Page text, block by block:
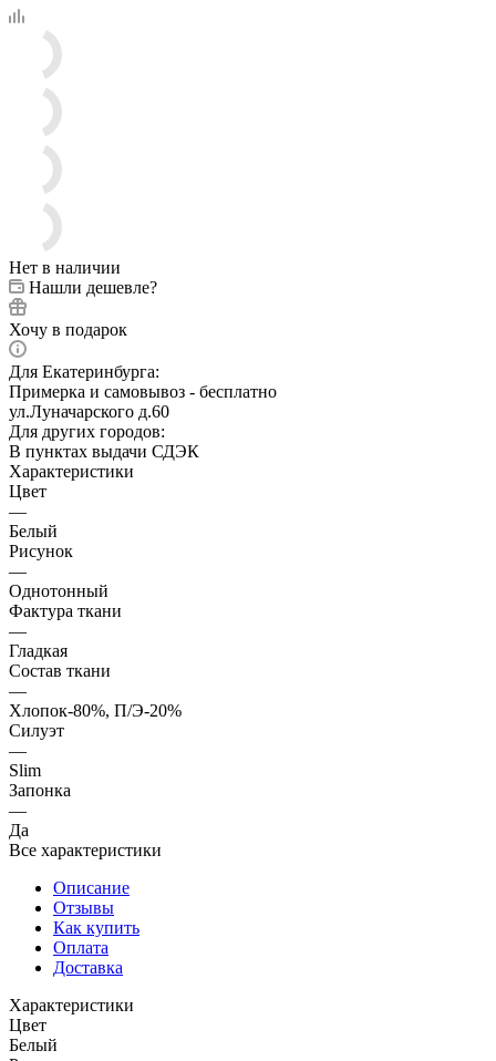
Нет в наличии
Нашли дешевле?
Хочу в подарок
Для Екатеринбурга:
Примерка и самовывоз - бесплатно
ул.Луначарского д.60
Для других городов:
В пунктах выдачи СДЭК
Характеристики
Цвет
—
Белый
Рисунок
—
Однотонный
Фактура ткани
—
Гладкая
Состав ткани
—
Хлопок-80%, П/Э-20%
Силуэт
—
Slim
Запонка
—
Да
Все характеристики
Описание
Отзывы
Как купить
Оплата
Доставка
Характеристики
Цвет
Белый